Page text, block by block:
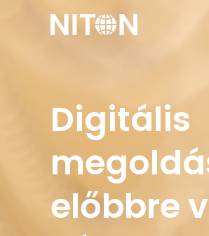
Digitális
előbbre